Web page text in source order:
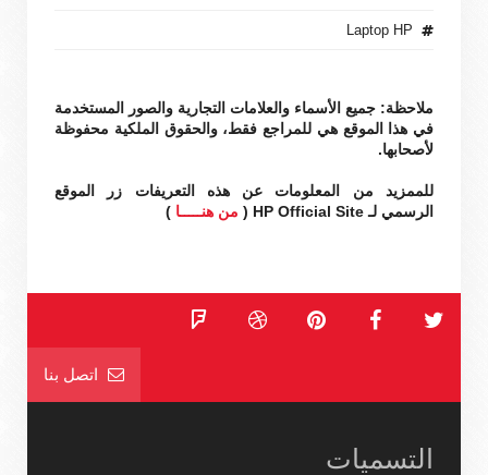
Laptop HP
ملاحظة: جميع الأسماء والعلامات التجارية والصور المستخدمة
في هذا الموقع هي للمراجع فقط، والحقوق الملكية محفوظة
لأصحابها.
للممزيد من المعلومات عن هذه التعريفات زر الموقع
الرسمي لـ HP Official Site (
من هنـــــا )
اتصل بنا
التسميات